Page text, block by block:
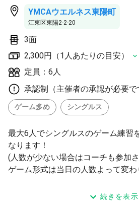
YMCAウエルネス東陽町
江東区東陽2-2-20
3面
2,300円（1人あたりの目安）
定員：6人
承認制（主催者の承認が必要で
ゲーム多め シングルス
最大6人でシングルスのゲーム練習
なります！
(人数が少ない場合はコーチも参加
ゲーム形式は当日の人数よって変わ
下記のサイトでも登録と募集を行っ
続きを表示